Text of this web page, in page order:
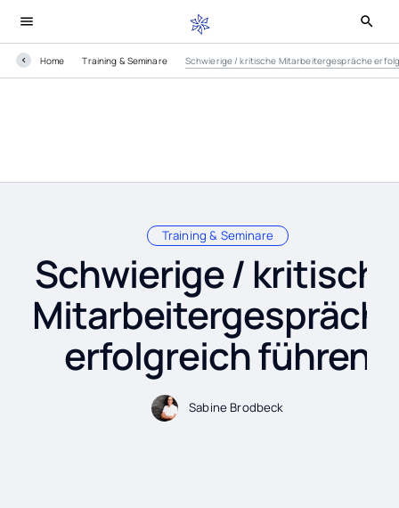
Home Training & Seminare Schwierige / kritische Mitarbeitergespräche
Training & Seminare
Schwierige /
erfolgreich führen
Sabine Brodbeck